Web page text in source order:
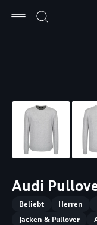
Audi
Beliebt Herren
Jacken & Pullover